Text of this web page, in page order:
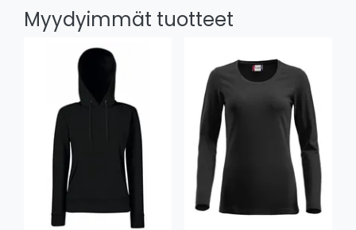
Myydyimmät tuotteet